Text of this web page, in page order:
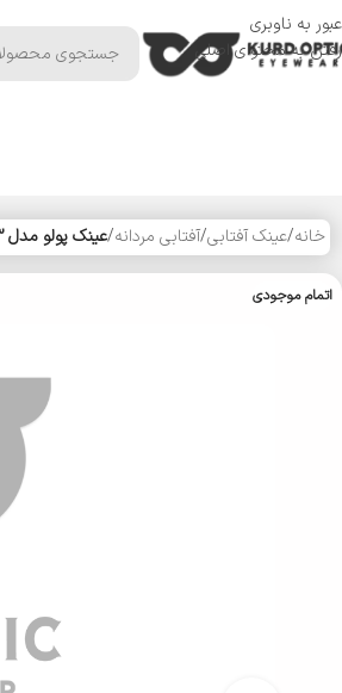
عبور به ناوبری
رفتن به محتوای اصلی
خانه/عینک آفتابی/آفتابی مردانه/عینک پولو مدل PH5473
اتمام موجودی